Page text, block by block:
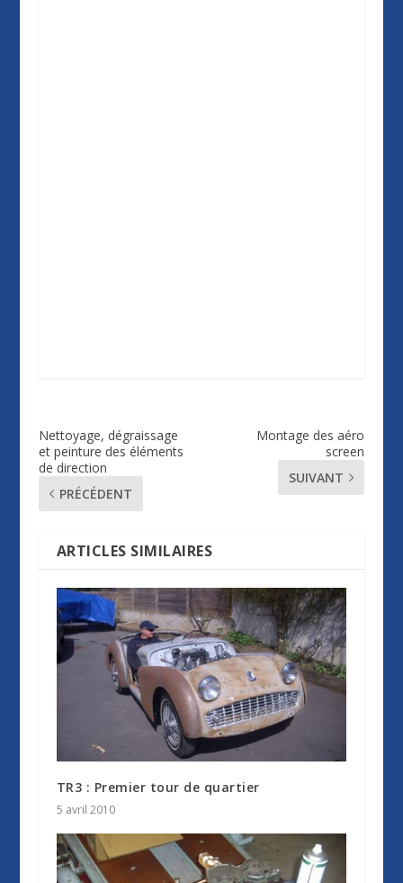
Nettoyage, dégraissage
et peinture des éléments
de direction
PRÉCÉDENT
Montage des aéro
screen
SUIVANT
ARTICLES SIMILAIRES
TR3 : Premier tour de quartier
5 avril 2010